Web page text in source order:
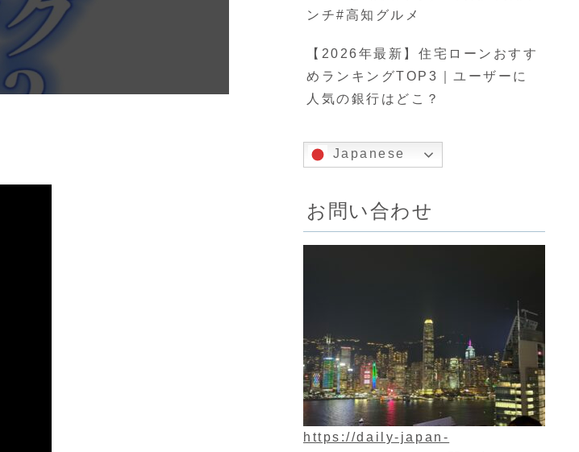
ンチ#高知グルメ
【2026年最新】住宅ローンおすす
めランキングTOP3｜ユーザーに
人気の銀行はどこ？
Japanese
お問い合わせ
https://daily-japan-